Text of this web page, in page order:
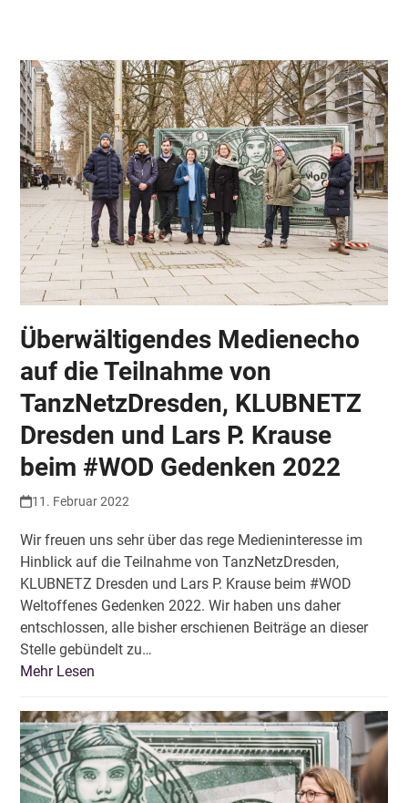
menu
menu
Überwältigendes Medienecho
auf die Teilnahme von
TanzNetzDresden, KLUBNETZ
Dresden und Lars P. Krause
beim #WOD Gedenken 2022
11. Februar 2022
Wir freuen uns sehr über das rege Medieninteresse im
Hinblick auf die Teilnahme von TanzNetzDresden,
KLUBNETZ Dresden und Lars P. Krause beim #WOD
Weltoffenes Gedenken 2022. Wir haben uns daher
entschlossen, alle bisher erschienen Beiträge an dieser
Stelle gebündelt zu…
Mehr Lesen